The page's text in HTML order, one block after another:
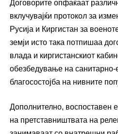
Договорите опфаќаат
вклучувајќи протокол за
Русија и Киргистан за
земји исто така потпишаа
влада и киргистанскиот
обезбедување на
благосостојба на нивните
Дополнително, воспоставен
на претставништвата на